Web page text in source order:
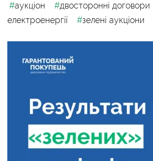
#аукціон #двосторонні договори
електроенергії
#зелені аукціони